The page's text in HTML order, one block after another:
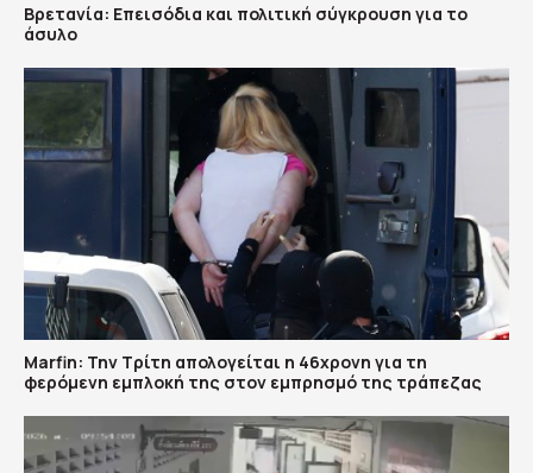
Βρετανία: Επεισόδια και πολιτική σύγκρουση για το
άσυλο
Marfin: Την Τρίτη απολογείται η 46χρονη για τη
φερόμενη εμπλοκή της στον εμπρησμό της τράπεζας